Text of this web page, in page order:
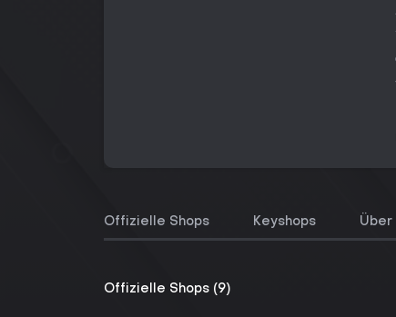
Offizielle Shops Keyshops Über
Offizielle Shops (9)